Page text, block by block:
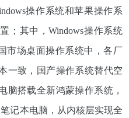
操作系统和苹果操作系
；其中，Windows操作系统
市场桌面操作系统中，各厂
一致，国产操作系统替代空
脑搭载全新鸿蒙操作系统，
笔记本电脑，从内核层实现全